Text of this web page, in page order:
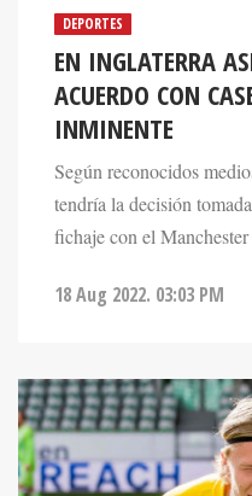
EN INGLATERRA
ACUERDO CON
INMINENTE
Según reconocidos
tendría la decisión
fichaje con el